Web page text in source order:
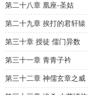
第二十八章 凰座-圣姑
第二十九章 挨打的君轩辕
第三十章 授徒 儒门异数
第三十一章 青青子衿
第三十二章 神儒玄章之威